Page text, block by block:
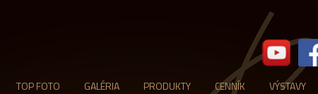
TOP FOTO GALÉRIA PRODUKTY CENNÍK VÝSTAVY